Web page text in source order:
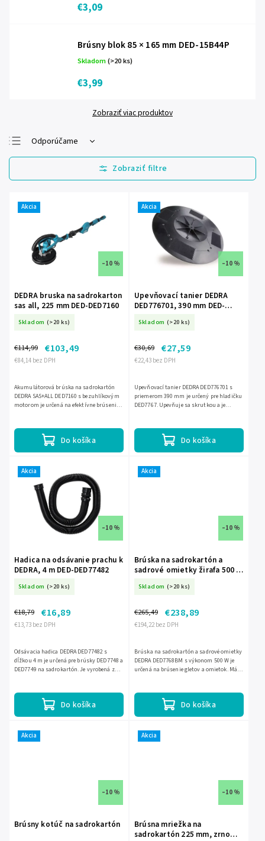
€3,09
Brúsny blok 85 × 165 mm DED-15B44P
Skladom(>20 ks)
€3,99
Zobraziť viac produktov
Odporúčame
Najlacnejšie
Najdrahšie
Akcia
–10 %
DEDRA bruska na sadrokarton
sas all, 225 mm DED-DED7160
Skladom (>20 ks)
€84,14 bez DPH
€114,99 €103,49
Do košíka
Akumulátorová brúska na sadrokartón
DEDRA SAS+ALL DED7160 s bezuhlíkovým
motorom je určená na efektívne brúsenie
Akcia
–10 %
Upevňovací tanier DEDRA
DED776701, 390 mm DED-
Skladom (>20 ks)
€22,43 bez DPH
€30,69 €27,59
Do košíka
Upevňovací tanier DEDRA DED776701 s
priemerom 390 mm je určený pre hladičku
DED7767. Upevňuje sa skrutkou a je
Akcia
–10 %
Hadica na odsávanie prachu k
DEDRA, 4 m DED-DED77482
Skladom (>20 ks)
€13,73 bez DPH
€18,79 €16,89
Do košíka
Odsávacia hadica DEDRA DED77482 s
dĺžkou 4 m je určená pre brúsky DED7748 a
DED7749 na sadrokartón. Je vyrobená z
Akcia
–10 %
Brúska na sadrokartón a
sadrové omietky žirafa 500 W
DED-DED7768BM
Skladom (>20 ks)
€194,22 bez DPH
€265,49 €238,89
Do košíka
Brúska na sadrokartón a sadrové omietky
DEDRA DED7768BM s výkonom 500 W je
určená na brúsenie gletov a omietok. Má 7-
Akcia
–10 %
Brúsny kotúč na sadrokartón
Akcia
–10 %
Brúsna mriežka na
sadrokartón 225 mm, zrno